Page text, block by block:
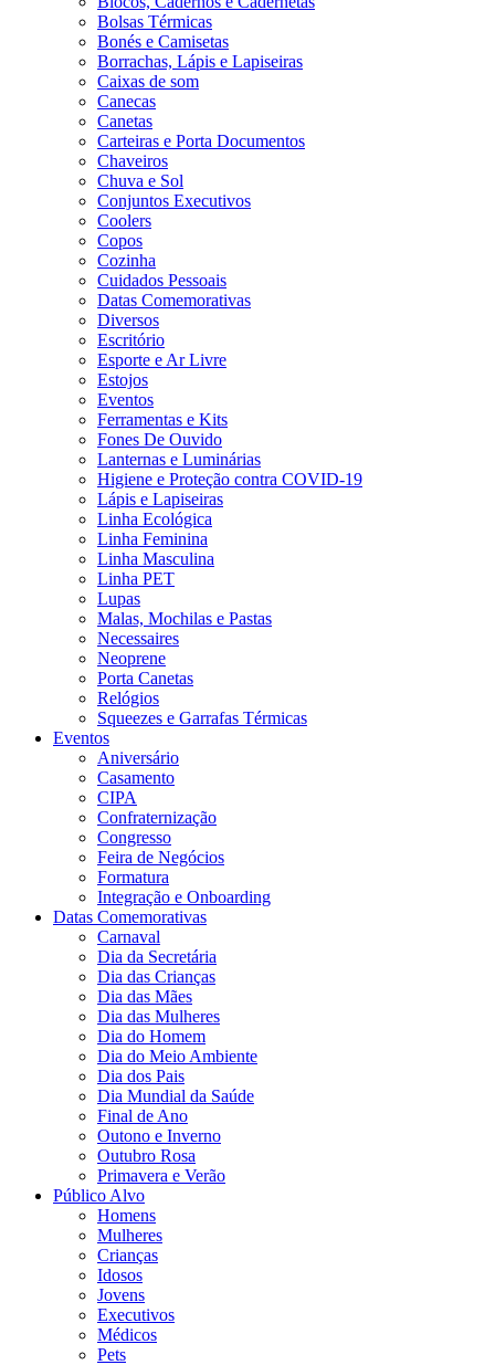
Bolsas Térmicas
Bonés e Camisetas
Borrachas, Lápis e Lapiseiras
Caixas de som
Canecas
Canetas
Carteiras e Porta Documentos
Chaveiros
Chuva e Sol
Conjuntos Executivos
Coolers
Copos
Cozinha
Cuidados Pessoais
Datas Comemorativas
Diversos
Escritório
Esporte e Ar Livre
Estojos
Eventos
Ferramentas e Kits
Fones De Ouvido
Lanternas e Luminárias
Higiene e Proteção contra COVID-19
Lápis e Lapiseiras
Linha Ecológica
Linha Feminina
Linha Masculina
Linha PET
Lupas
Malas, Mochilas e Pastas
Necessaires
Neoprene
Porta Canetas
Relógios
Squeezes e Garrafas Térmicas
Eventos
Aniversário
Casamento
CIPA
Confraternização
Congresso
Feira de Negócios
Formatura
Integração e Onboarding
Datas Comemorativas
Carnaval
Dia da Secretária
Dia das Crianças
Dia das Mães
Dia das Mulheres
Dia do Homem
Dia do Meio Ambiente
Dia dos Pais
Dia Mundial da Saúde
Final de Ano
Outono e Inverno
Outubro Rosa
Primavera e Verão
Público Alvo
Homens
Mulheres
Crianças
Idosos
Jovens
Executivos
Médicos
Pets